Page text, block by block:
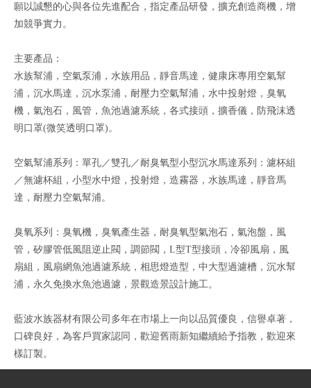
願以誠懇的心與各位先進配合，指定產品研發，擴充創造商機，增
加競爭實力。
主要產品：
水族幫浦，空氣泵浦，水族用品，靜音馬達，健康床專用空氣幫
浦，沉水馬達，沉水泵浦，耐壓力空氣幫浦，水中投射燈，臭氧
機，氣泡石，風管，魚池過濾系統，各式接頭，擴香儀，防飛沫透
明口罩(微笑透明口罩)。
空氣幫浦系列：單孔／雙孔／耐臭氧型小型沉水馬達系列：濾杯組
／無濾杯組，小型水中燈，投射燈，造霧器，水族馬達，靜音馬
達，耐壓力空氣幫浦。
臭氧系列：臭氧機，臭氧產生器，耐臭氧型氣泡石，氣泡盤，風
管，矽膠管低風阻逆止閥，調節閥，L型T型接頭，冷卻風扇，風
扇組，風扇網魚池過濾系統，相思燈造型，中大型過濾槽，沉水幫
浦，永久免換水魚池過濾，景觀造景設計施工。
藍波水族器材有限公司多年在市場上一向以品質優良，信譽卓著，
口碑良好，為客戶買家認同，歡迎舊雨新知繼續給予指教，歡迎來
樣訂製。